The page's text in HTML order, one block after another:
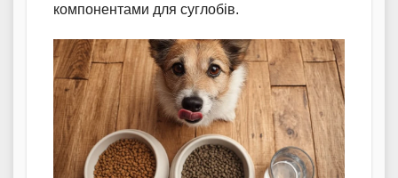
компонентами для суглобів.